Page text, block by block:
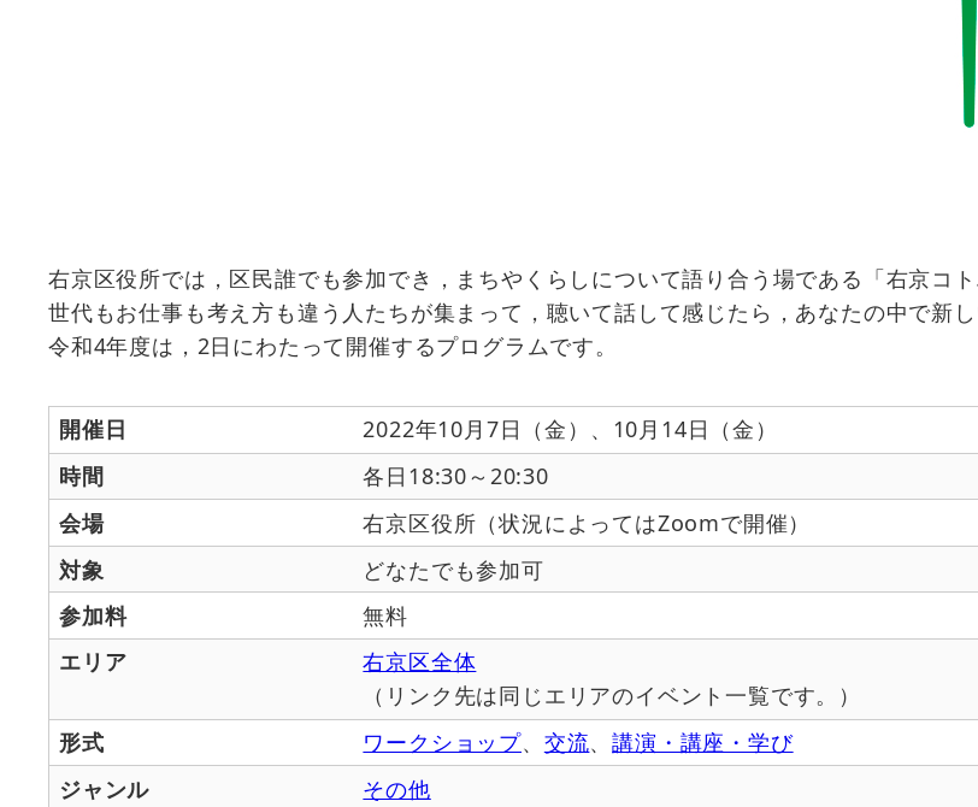
右京区役所では，区民誰でも参加でき，まちやくらしについて語り合う場である「右京コト
世代もお仕事も考え方も違う人たちが集まって，聴いて話して感じたら，あなたの中で新し
令和4年度は，2日にわたって開催するプログラムです。
開催日 2022年10月7日（金）、 10月14日（金）
時間
各日18:30～20:30
会場
右京区役所（状況によってはZoomで開催）
対象
どなたでも参加可
参加料
無料
エリア
右京区全体
（リンク先は同じエリアのイベント一覧です。）
形式
ワークショップ、 交流、講演・講座・学び
ジャンル
その他